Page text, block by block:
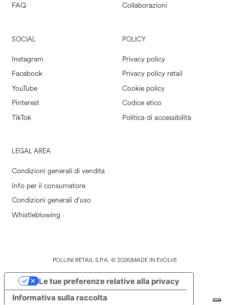
FAQ
Collaborazioni
SOCIAL
Instagram
Facebook
YouTube
Pinterest
TikTok
POLICY
Privacy policy
Privacy policy retail
Cookie policy
Codice etico
Politica di accessibilità
LEGAL AREA
Condizioni generali di vendita
Info per il consumatore
Condizioni generali d'uso
Whistleblowing
POLLINI RETAIL S.P.A. © 2026|MADE IN EVOLVE
Informativa sulla raccolta
Le tue preferenze relative alla privacy